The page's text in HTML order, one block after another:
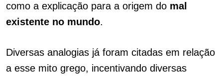
como a explicação para a origem do mal
existente no mundo.
Diversas analogias já foram citadas em relação
a esse mito grego, incentivando diversas